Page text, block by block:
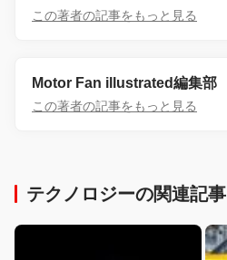
この著者の記事をもっと見る
Motor Fan illustrated編集部
この著者の記事をもっと見る
テクノロジーの関連記事